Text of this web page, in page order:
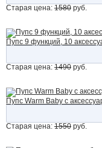
Старая цена: 1580 руб.
Пупс 9 функций, 10
Старая цена: 1490 руб.
Пупс Warm Baby с
Старая цена: 1550 руб.